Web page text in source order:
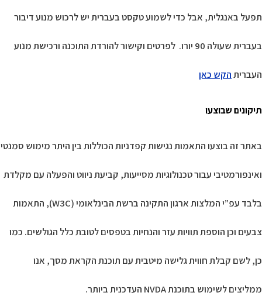
תפעל באנגלית, אבל כדי לשמוע טקסט בעברית יש לרכוש מנוע דיבור
בעברית שעולה 90 יורו. לפרטים וקישור להורדת התוכנה ורכישת מנוע
העבריתהקש כאן
תיקונים שבוצעו
באתר זה בוצעו התאמות נגישות קפדניות הכוללות בין היתר מימוש סמנטי
ואינפורמטיבי עבור טכנולוגיות מסייעות, קביעת ניווט והפעלה עם מקלדת
בלבד עפ”י המלצות ארגון התקינה ברשת הבינלאומי (W3C), התאמות
צבעים וכן הוספת תוויות עזר והנחיות בטפסים לטובת כלל הגולשים. כמו
כן, לשם קבלת חווית גלישה מיטבית עם תוכנת הקראת מסך, אנו
ממליצים לשימוש בתוכנת NVDA העדכנית ביותר.